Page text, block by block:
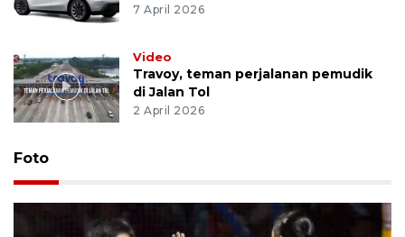
7 April 2026
Video
Travoy, teman perjalanan pemudik
di Jalan Tol
2 April 2026
Foto